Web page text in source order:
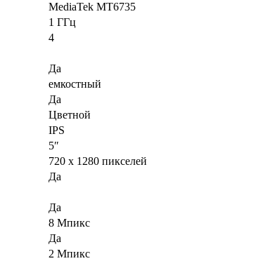
MediaTek MT6735
1 ГГц
4
Да
емкостный
Да
Цветной
IPS
5″
720 x 1280 пикселей
Да
Да
8 Мпикс
Да
2 Мпикс